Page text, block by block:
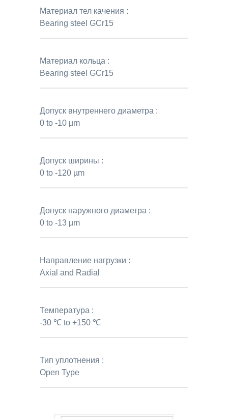
Материал тел качения :
Bearing steel GCr15
Материал кольца :
Bearing steel GCr15
Допуск внутреннего диаметра :
0 to -10 µm
Допуск ширины :
0 to -120 µm
Допуск наружного диаметра :
0 to -13 µm
Направление нагрузки :
Axial and Radial
Температура :
-30 ℃ to +150 ℃
Тип уплотнения :
Open Type